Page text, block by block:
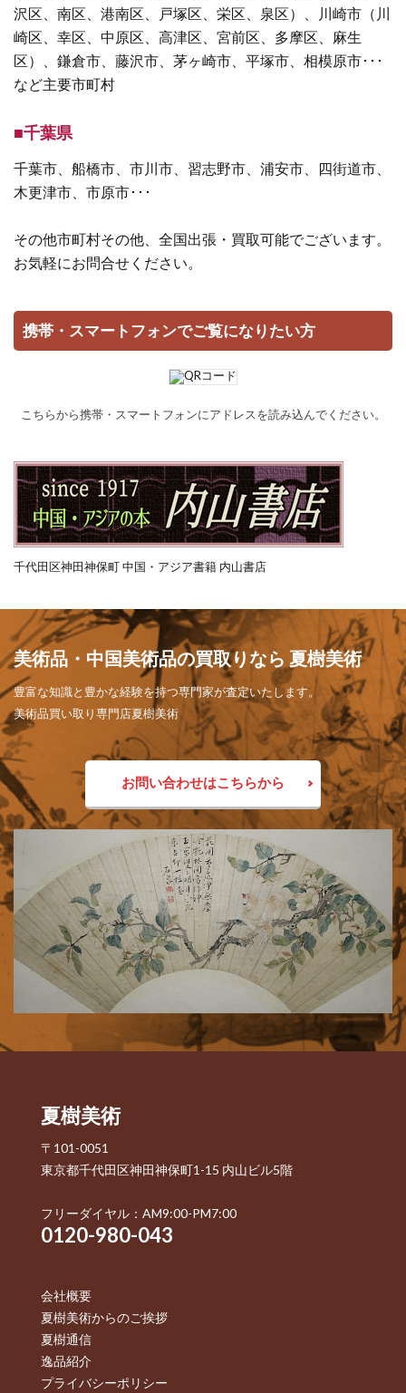
沢区、南区、港南区、戸塚区、栄区、泉区）、川崎市（川
崎区、幸区、中原区、高津区、宮前区、多摩区、麻生
区）、鎌倉市、藤沢市、茅ヶ崎市、平塚市、相模原市･･･
など主要市町村
■千葉県
千葉市、船橋市、市川市、習志野市、浦安市、四街道市、
木更津市、市原市･･･
その他市町村その他、全国出張・買取可能でございます。
お気軽にお問合せください。
携帯・スマートフォンでご覧になりたい方
こちらから携帯・スマートフォンにアドレスを読み込んでください。
千代田区神田神保町 中国・アジア書籍 内山書店
美術品・中国美術品の買取りなら 夏樹美術
豊富な知識と豊かな経験を持つ専門家が査定いたします。
美術品買い取り専門店夏樹美術
お問い合わせはこちらから
夏樹美術
〒101-0051
東京都千代田区神田神保町1-15 内山ビル5階
フリーダイヤル：AM9:00-PM7:00
0120-980-043
会社概要
夏樹美術からのご挨拶
夏樹通信
逸品紹介
プライバシーポリシー